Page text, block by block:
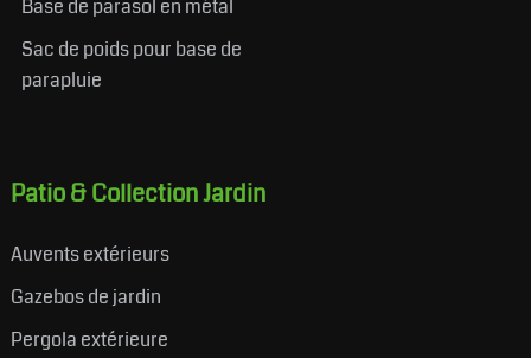
Base de parasol en métal
Sac de poids pour base de
parapluie
Patio & Collection Jardin
Auvents extérieurs
Gazebos de jardin
Pergola extérieure